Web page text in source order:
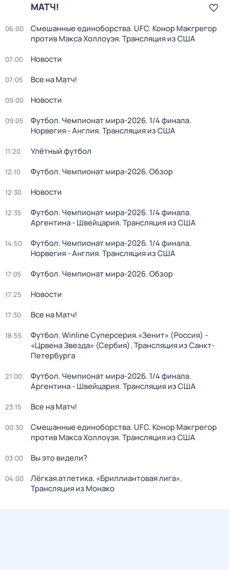
МАТЧ!
06:00
Смешанные единоборства. UFC. Конор Макгрегор
против Макса Холлоуэя. Трансляция из США
07:00 Новости
07:05 Все на Матч!
09:00 Новости
09:05
Футбол. Чемпионат мира-2026. 1/4 финала.
Норвегия - Англия. Трансляция из США
11:20 Улётный футбол
12:10 Футбол. Чемпионат мира-2026. Обзор
12:30 Новости
12:35
Футбол. Чемпионат мира-2026. 1/4 финала.
Аргентина - Швейцария. Трансляция из США
14:50
Футбол. Чемпионат мира-2026. 1/4 финала.
Норвегия - Англия. Трансляция из США
17:05 Футбол. Чемпионат мира-2026. Обзор
17:25 Новости
17:30 Все на Матч!
18:55
Футбол. Winline Суперсерия.«Зенит» (Россия) -
«Црвена Звезда» (Сербия). Трансляция из Санкт-
Петербурга
21:00
Футбол. Чемпионат мира-2026. 1/4 финала.
Аргентина - Швейцария. Трансляция из США
23:15 Все на Матч!
00:30
Смешанные единоборства. UFC. Конор Макгрегор
против Макса Холлоуэя. Трансляция из США
03:00 Вы это видели?
04:00
Лёгкая атлетика. «Бриллиантовая лига».
Трансляция из Монако